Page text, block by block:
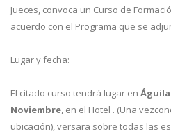
Jueces, convoca un Curso de
acuerdo con el Programa que se
Lugar y fecha:
El citado curso tendrá lugar en
Noviembre, en el Hotel . (Una
ubicación), versara sobre todas las